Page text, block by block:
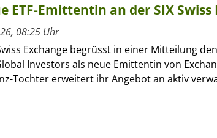
Emittentin an der SIX Swiss
08:25 Uhr
Exchange begrüsst in einer Mitteilung
Investors als neue Emittentin von
Tochter erweitert ihr Angebot an aktiv